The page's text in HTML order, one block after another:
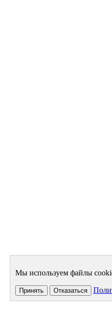
Мы используем файлы
Принять Отказаться